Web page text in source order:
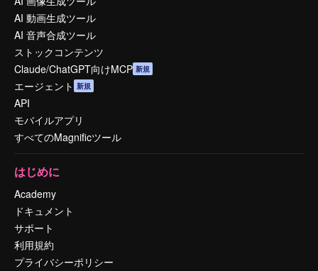
AI 動画生成ツール
AI 音声合成ツール
ストックコンテンツ
Claude/ChatGPT向けMCP 新規
エージェント 新規
API
モバイルアプリ
すべてのMagnificツール
はじめに
Academy
ドキュメント
サポート
利用規約
プライバシーポリシー